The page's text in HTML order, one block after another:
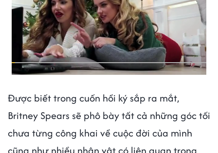
Được biết trong cuốn hồi ký sắp ra mắt,
Britney Spears sẽ phô bày tất cả những góc tối
chưa từng công khai về cuộc đời của mình